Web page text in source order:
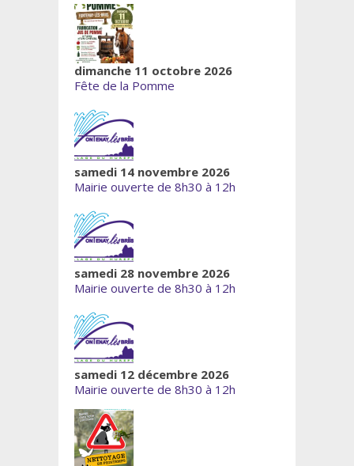
dimanche 11 octobre 2026
Fête de la Pomme
samedi 14 novembre 2026
Mairie ouverte de 8h30 à 12h
samedi 28 novembre 2026
Mairie ouverte de 8h30 à 12h
samedi 12 décembre 2026
Mairie ouverte de 8h30 à 12h